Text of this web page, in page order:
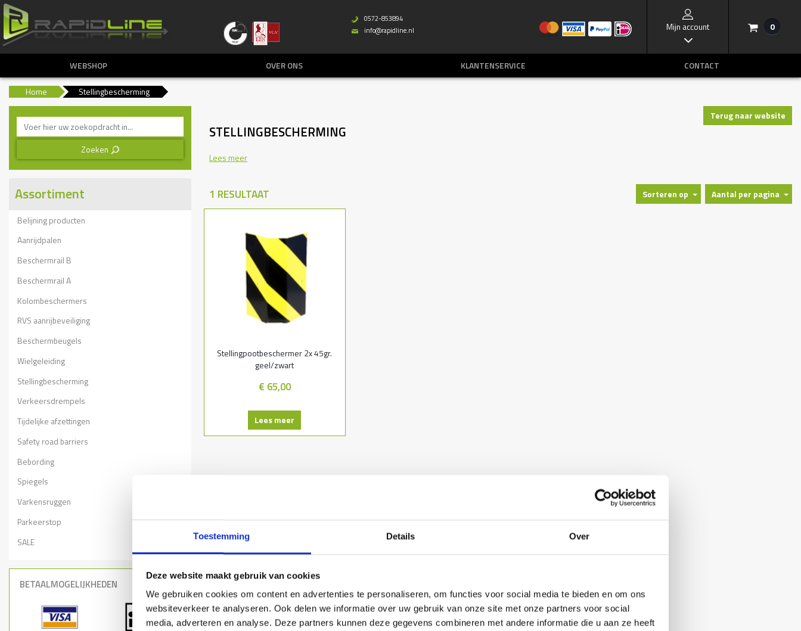
Toestemming Details Over
Deze website maakt gebruik van cookies
We gebruiken cookies om content en advertenties te personaliseren, om functies voor social media te bieden en om ons
websiteverkeer te analyseren. Ook delen we informatie over uw gebruik van onze site met onze partners voor social
media, adverteren en analyse. Deze partners kunnen deze gegevens combineren met andere informatie die u aan ze heeft
b 0572-853894
% info@rapidline.nl Mijn account
I
/ 0
WEBSHOP OVER ONS KLANTENSERVICE CONTACT
Home Stellingbescherming
Zoeken 3
Assortiment
Belijning producten
Aanrijdpalen
Beschermrail B
Beschermrail A
Kolombeschermers
RVS aanrijbeveiliging
Beschermbeugels
Wielgeleiding
Stellingbescherming
Verkeersdrempels
Tijdelijke afzettingen
Safety road barriers
Bebording
Spiegels
Varkensruggen
Parkeerstop
SALE
BETAALMOGELIJKHEDEN
Terug naar website
STELLINGBESCHERMING
Lees meer
1 RESULTAAT Aantal per pagina
Sorteren op
Stellingpootbeschermer 2x 45gr.
geel/zwart
€ 65,00
Lees meer